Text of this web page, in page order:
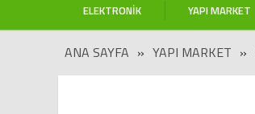
ELEKTRONIK YAPI MARKET
ANA SAYFA » YAPI MARKET »